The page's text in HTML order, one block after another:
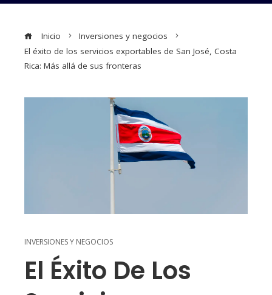
Inicio
Inversiones y negocios
El éxito de los servicios exportables de San José, Costa
Rica: Más allá de sus fronteras
INVERSIONES Y NEGOCIOS
El Éxito De Los